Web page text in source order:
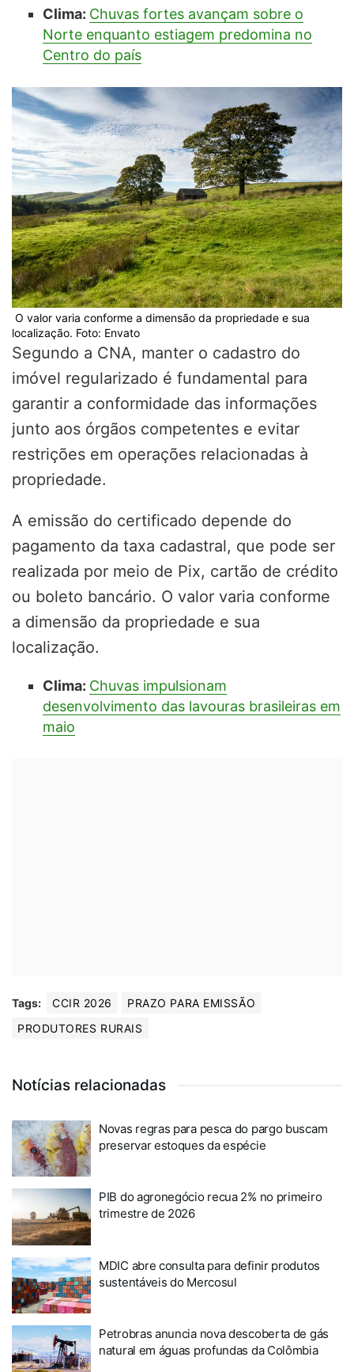
Clima: Chuvas fortes avançam sobre o
Norte enquanto estiagem predomina no
Centro do país
O valor varia conforme a dimensão da propriedade e sua
localização. Foto: Envato
Segundo a CNA, manter o cadastro do
imóvel regularizado é fundamental para
garantir a conformidade das informações
junto aos órgãos competentes e evitar
restrições em operações relacionadas à
propriedade.
A emissão do certificado depende do
pagamento da taxa cadastral, que pode ser
realizada por meio de Pix, cartão de crédito
ou boleto bancário. O valor varia conforme
a dimensão da propriedade e sua
localização.
Clima: Chuvas impulsionam
desenvolvimento das lavouras brasileiras em
maio
Tags: CCIR 2026
PRAZO PARA EMISSÃO
PRODUTORES RURAIS
Notícias relacionadas
Novas regras para pesca do pargo buscam
preservar estoques da espécie
PIB do agronegócio recua 2% no primeiro
trimestre de 2026
MDIC abre consulta para definir produtos
sustentáveis do Mercosul
Petrobras anuncia nova descoberta de gás
natural em águas profundas da Colômbia